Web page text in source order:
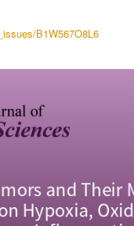
B1W567O8L6